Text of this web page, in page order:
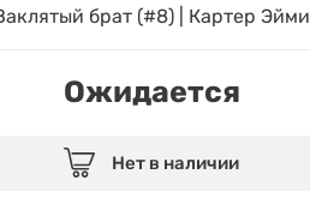
брат (#8) | Картер Эйми
Ожидается
Нет в наличии